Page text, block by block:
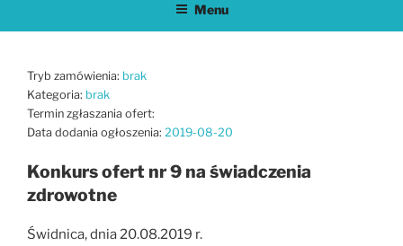
Menu
Tryb zamówienia: brak
Kategoria: brak
Termin zgłaszania ofert:
Data dodania ogłoszenia: 2019-08-20
Konkurs ofert nr 9 na świadczenia
zdrowotne
Świdnica, dnia 20.08.2019 r.